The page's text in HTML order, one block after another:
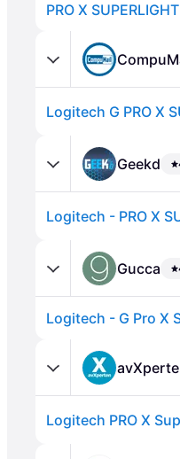
PRO X
Geekd
Gucca
Logitech - G Pro X